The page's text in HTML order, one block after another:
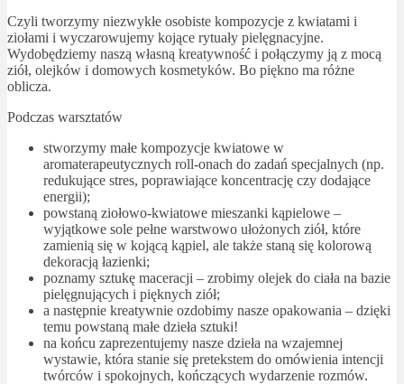
Czyli tworzymy niezwykłe osobiste kompozycje z kwiatami i
ziołami i wyczarowujemy kojące rytuały pielęgnacyjne.
Wydobędziemy naszą własną kreatywność i połączymy ją z mocą
ziół, olejków i domowych kosmetyków. Bo piękno ma różne
oblicza.
Podczas warsztatów
stworzymy małe kompozycje kwiatowe w
aromaterapeutycznych roll-onach do zadań specjalnych (np.
redukujące stres, poprawiające koncentrację czy dodające
energii);
powstaną ziołowo-kwiatowe mieszanki kąpielowe –
wyjątkowe sole pełne warstwowo ułożonych ziół, które
zamienią się w kojącą kąpiel, ale także staną się kolorową
dekoracją łazienki;
poznamy sztukę maceracji – zrobimy olejek do ciała na bazie
pielęgnujących i pięknych ziół;
a następnie kreatywnie ozdobimy nasze opakowania – dzięki
temu powstaną małe dzieła sztuki!
na końcu zaprezentujemy nasze dzieła na wzajemnej
wystawie, która stanie się pretekstem do omówienia intencji
twórców i spokojnych, kończących wydarzenie rozmów.